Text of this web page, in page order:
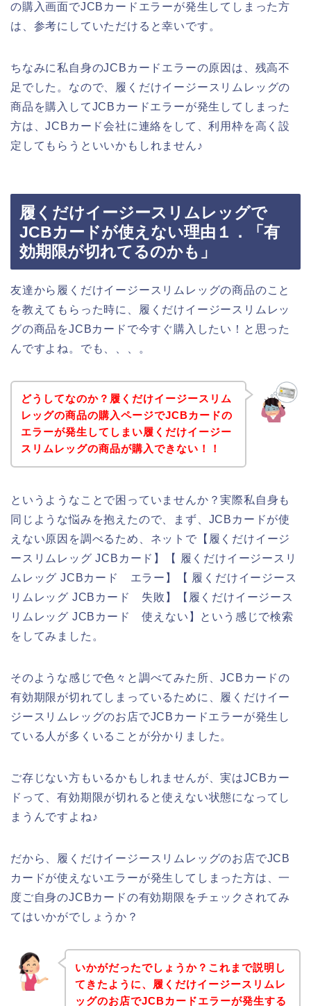
の購入画面でJCBカードエラーが発生してしまった方
は、参考にしていただけると幸いです。
ちなみに私自身のJCBカードエラーの原因は、残高不
足でした。なので、履くだけイージースリムレッグの
商品を購入してJCBカードエラーが発生してしまった
方は、JCBカード会社に連絡をして、利用枠を高く設
定してもらうといいかもしれません♪
履くだけイージースリムレッグで
JCBカードが使えない理由１．「有
効期限が切れてるのかも」
友達から履くだけイージースリムレッグの商品のこと
を教えてもらった時に、履くだけイージースリムレッ
グの商品をJCBカードで今すぐ購入したい！と思った
んですよね。でも、、、。
どうしてなのか？履くだけイージースリム
レッグの商品の購入ページでJCBカードの
エラーが発生してしまい履くだけイージー
スリムレッグの商品が購入できない！！
というようなことで困っていませんか？実際私自身も
同じような悩みを抱えたので、まず、JCBカードが使
えない原因を調べるため、ネットで【履くだけイージ
ースリムレッグ JCBカード】【 履くだけイージースリ
ムレッグ JCBカード エラー】【 履くだけイージース
リムレッグ JCBカード 失敗】【履くだけイージース
リムレッグ JCBカード 使えない】という感じで検索
をしてみました。
そのような感じで色々と調べてみた所、JCBカードの
有効期限が切れてしまっているために、履くだけイー
ジースリムレッグのお店でJCBカードエラーが発生し
ている人が多くいることが分かりました。
ご存じない方もいるかもしれませんが、実はJCBカー
ドって、有効期限が切れると使えない状態になってし
まうんですよね♪
だから、履くだけイージースリムレッグのお店でJCB
カードが使えないエラーが発生してしまった方は、一
度ご自身のJCBカードの有効期限をチェックされてみ
てはいかがでしょうか？
いかがだったでしょうか？これまで説明し
てきたように、履くだけイージースリムレ
ッグのお店でJCBカードエラーが発生する